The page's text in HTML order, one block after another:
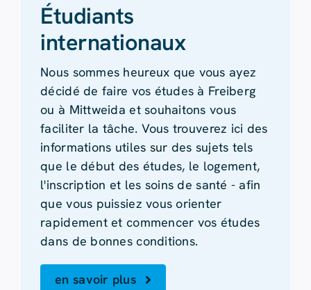
Étudiants
internationaux
Nous sommes heureux que vous ayez
décidé de faire vos études à Freiberg
ou à Mittweida et souhaitons vous
faciliter la tâche. Vous trouverez ici des
informations utiles sur des sujets tels
que le début des études, le logement,
l'inscription et les soins de santé - afin
que vous puissiez vous orienter
rapidement et commencer vos études
dans de bonnes conditions.
en savoir plus